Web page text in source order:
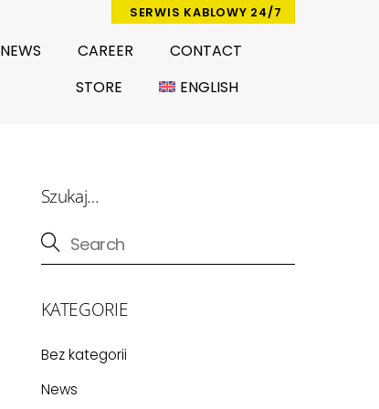
SERWIS KABLOWY 24/7
NEWS CAREER
CONTACT
STORE
ENGLISH
Szukaj…
KATEGORIE
Bez kategorii
News